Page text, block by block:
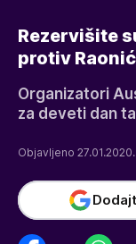
Rezervišite
protiv
Organizatori
za deveti dan
Objavljeno 27.01.2020.